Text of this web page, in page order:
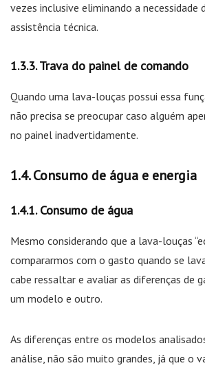
vezes inclusive eliminando a necessidade
assistência técnica.
Trava do painel de comando
Quando uma lava-louças possui essa
não precisa se preocupar caso alguém
no painel inadvertidamente.
Consumo de água e energia
Consumo de água
Mesmo considerando que a lava-louças
compararmos com o gasto quando se
cabe ressaltar e avaliar as diferenças de
um modelo e outro.
As diferenças entre os modelos
análise, não são muito grandes, já que o